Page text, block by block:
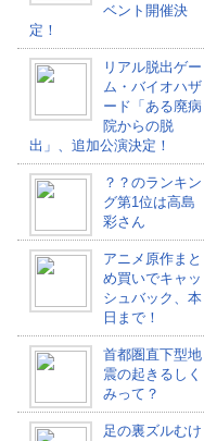
ベント開催決
定！
リアル脱出ゲー
ム・バイオハザ
ード「ある廃病
院からの脱
出」、追加公演決定！
？？のランキン
グ第1位は高島
彩さん
アニメ原作まと
め買いでキャッ
シュバック、本
日まで！
首都圏直下型地
震の起きるしく
みって？
足の裏ズルむけ